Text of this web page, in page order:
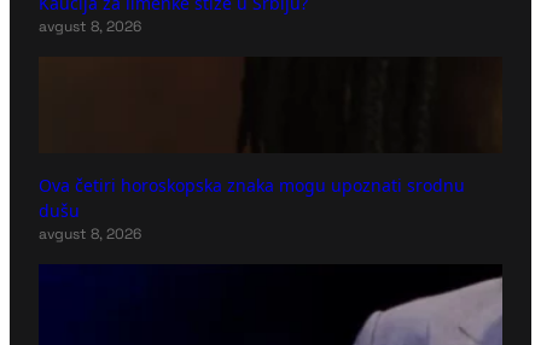
avgust 8, 2026
Ova četiri horoskopska znaka mogu upoznati srodnu
dušu
avgust 8, 2026